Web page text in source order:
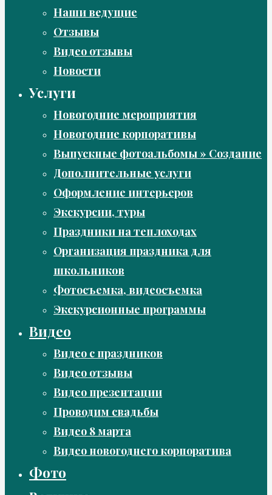
Наши ведущие
Отзывы
Видео отзывы
Новости
Услуги
Новогодние мероприятия
Новогодние корпоративы
Выпускные фотоальбомы » Создание
Дополнительные услуги
Оформление интерьеров
Экскурсии, туры
Праздники на теплоходах
Организация праздника для
школьников
Фотосъемка, видеосъемка
Экскурсионные программы
Видео
Видео с праздников
Видео отзывы
Видео презентации
Проводим свадьбы
Видео 8 марта
Видео новогоднего корпоратива
Фото